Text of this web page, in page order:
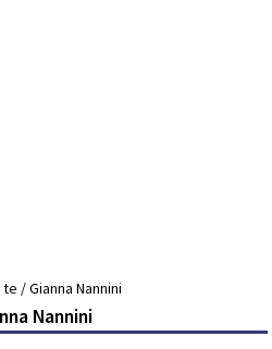
/ Gianna Nannini
Nannini